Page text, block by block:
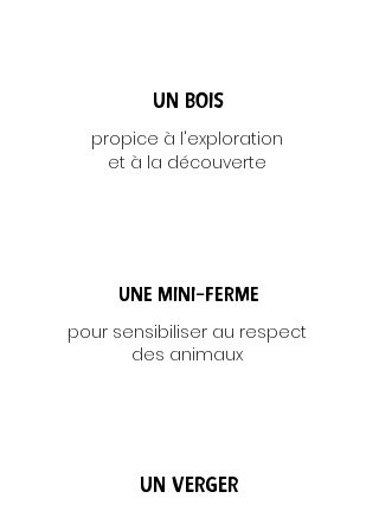
Un bois
propice à l'exploration
et à la découverte
Une mini-ferme
pour sensibiliser au respect
des animaux
Un verger